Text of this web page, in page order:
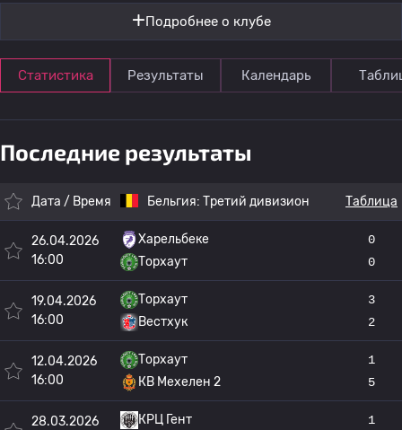
Подробнее о клубе
Статистика Результаты Календарь
Последние результаты
Дата / Время Бельгия: Третий дивизион Таблица
26.04.2026
16:00
Харельбеке
Торхаут
0
0
19.04.2026
16:00
Торхаут
Вестхук
3
2
12.04.2026
16:00
Торхаут
КВ Мехелен 2
1
5
28.03.2026
КРЦ Гент
1